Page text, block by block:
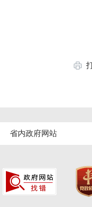
省内政府网站